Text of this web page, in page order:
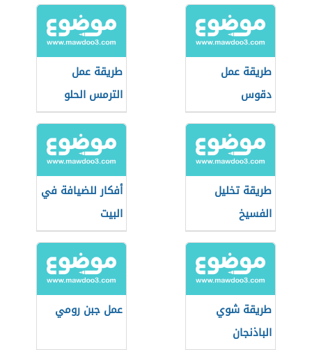
طريقة عمل
دقوس
طريقة عمل
الترمس الحلو
طريقة تخليل
الفسيخ
أفكار للضيافة في
البيت
طريقة شوي
الباذنجان
عمل جبن رومي